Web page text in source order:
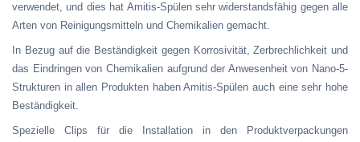
verwendet, und dies hat Amitis-Spülen sehr widerstandsfähig gegen alle
Arten von Reinigungsmitteln und Chemikalien gemacht.
In Bezug auf die Beständigkeit gegen Korrosivität, Zerbrechlichkeit und
das Eindringen von Chemikalien aufgrund der Anwesenheit von Nano-5-
Strukturen in allen Produkten haben Amitis-Spülen auch eine sehr hohe
Beständigkeit.
Spezielle Clips für die Installation in den Produktverpackungen